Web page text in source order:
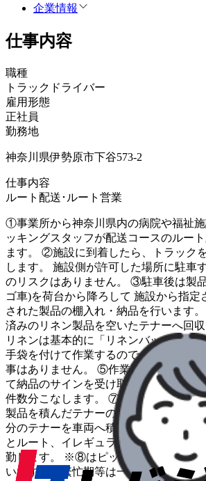
企業情報
仕事内容
職種
トラックドライバー
雇用形態
正社員
勤務地
神奈川県伊勢原市下谷573-2
仕事内容
ルート配送･ルート営業
①事業所から神奈川県内の病院や福祉
ッキングスタッフが配送コースのルー
ます。 ②施設に到着したら、トラック
します。 施設側が許可した場所に駐車
のリスクはありません。 ③駐車後は製
ゴ車)を荷台から降ろして 施設から指定
された製品の棚入れ・納品を行います
済みのリネン製品を空いたテナーへ回
リネンは基本的に「リネンバッグ」と
手袋を付けて作業するので一枚一枚手
事はありません。 ⑤作業完了後は施設
て納品のサインを受け取ります。 ⑥上
件数分こなします。 ⑦事業所に帰社し
製品を積んだテナーの積み下ろしを行
分のテナーを車両へ積み込みします。
とルート、イレギュラー対応などの引
勤します。 ※⑧はピッキングのスタッ
いですが、繁忙期等は一部手伝ってい